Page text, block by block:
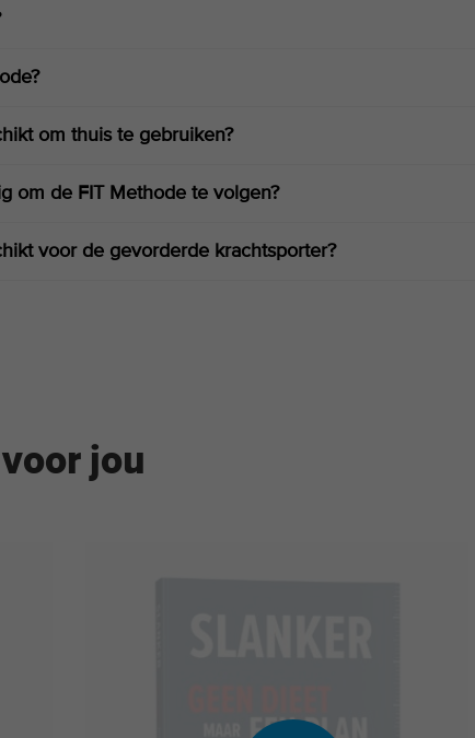
om thuis te gebruiken?
om de FIT Methode te volgen?
voor de gevorderde krachtsporter?
jou